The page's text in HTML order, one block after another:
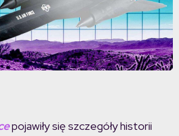
pojawiły się szczegóły historii